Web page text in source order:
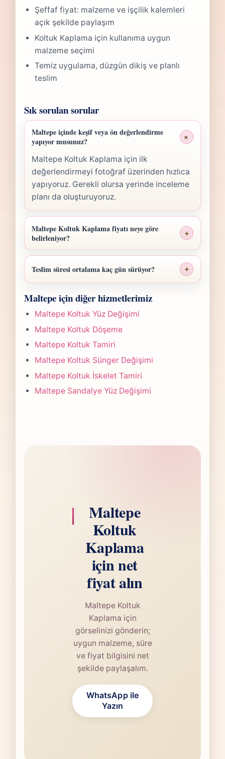
Şeffaf fiyat: malzeme ve işçilik kalemleri
açık şekilde paylaşım
Koltuk Kaplama için kullanıma uygun
malzeme seçimi
Temiz uygulama, düzgün dikiş ve planlı
teslim
Sık sorulan sorular
Maltepe içinde keşif veya ön değerlendirme
yapıyor musunuz?
+
Maltepe Koltuk Kaplama için ilk
değerlendirmeyi fotoğraf üzerinden hızlıca
yapıyoruz. Gerekli olursa yerinde inceleme
planı da oluşturuyoruz.
Maltepe Koltuk Kaplama fiyatı neye göre
belirleniyor?
+
Maltepe Koltuk Kaplama fiyatı; ölçü,
malzeme sınıfı, işçilik yoğunluğu ve teslim
planına göre belirlenir. Fotoğraf
gönderdiğinizde hızlıca anlaşılır bir aralık
paylaşırız.
Teslim süresi ortalama kaç gün sürüyor? +
yapılan işlemin kapsamına göre değişir.
Çoğu projede 5-7 iş günü hedefiyle çalışır,
olası değişikliği önceden bildiririz.
Maltepe için diğer hizmetlerimiz
Maltepe Koltuk Yüz Değişimi
Maltepe Koltuk Döşeme
Maltepe Koltuk Tamiri
Maltepe Koltuk Sünger Değişimi
Maltepe Koltuk İskelet Tamiri
Maltepe Sandalye Yüz Değişimi
Maltepe
Koltuk
Kaplama
için net
fiyat alın
Maltepe Koltuk
Kaplama için
görselinizi gönderin;
uygun malzeme, süre
ve fiyat bilgisini net
şekilde paylaşalım.
WhatsApp ile
Yazın